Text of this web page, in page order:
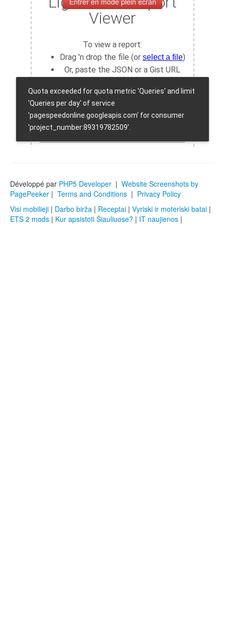
Développé par PHP5 Developer | Website Screenshots by
PagePeeker | Terms and Conditions | Privacy Policy
Visi mobilieji | Darbo birža | Receptai | Vyriski ir moteriski batai |
ETS 2 mods | Kur apsistoti Šiauliuose? | IT naujienos |